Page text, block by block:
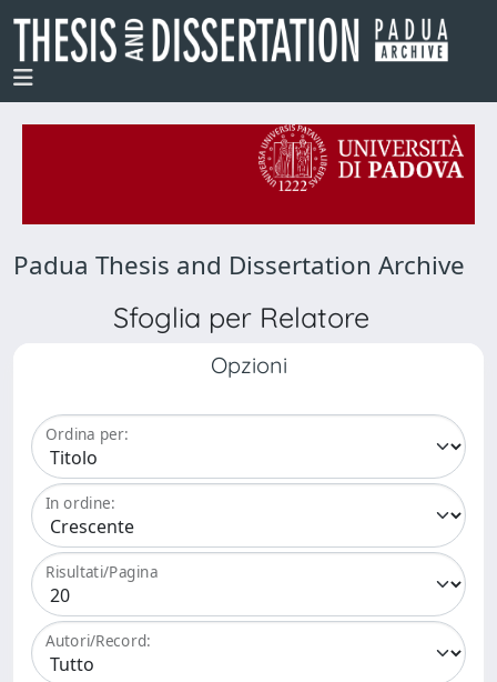
Padua Thesis and Dissertation Archive
Sfoglia per Relatore
Opzioni
Ordina per:
In ordine:
Risultati/Pagina
Autori/Record: